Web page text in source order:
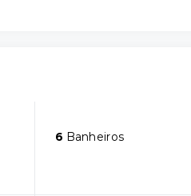
6 Banheiros